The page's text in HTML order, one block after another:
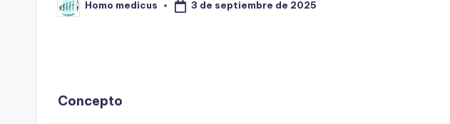
Publicado
por
Homo medicus 3 de septiembre de 2025
Concepto